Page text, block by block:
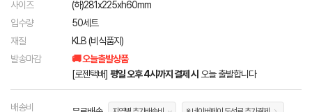
사이즈
(하)281x225xh60mm
입수량
50세트
재질
KLB (비식품지)
발송마감
🚚 오늘출발상품
[로젠택배] 평일 오후 4시까지 결제 시 오늘 출발합니다
배송비